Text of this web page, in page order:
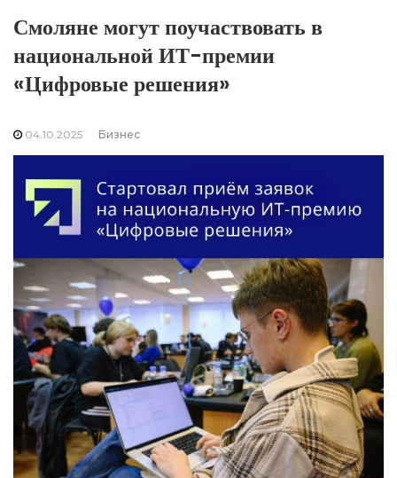
Смоляне могут поучаствовать в
национальной ИТ-премии
«Цифровые решения»
04.10.2025 Бизнес